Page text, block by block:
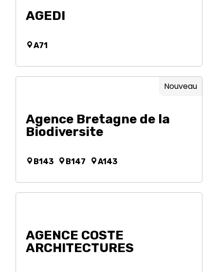
AGEDI
A71
Agence Bretagne de la
Biodiversite
B143 B147 A143
Nouveau
AGENCE COSTE
ARCHITECTURES